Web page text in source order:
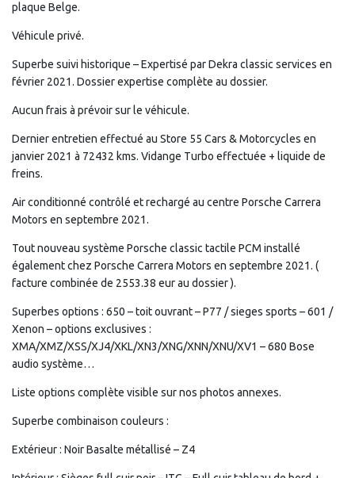
plaque Belge.
Véhicule privé.
Superbe suivi historique – Expertisé par Dekra classic services en
février 2021. Dossier expertise complète au dossier.
Aucun frais à prévoir sur le véhicule.
Dernier entretien effectué au Store 55 Cars & Motorcycles en
janvier 2021 à 72432 kms. Vidange Turbo effectuée + liquide de
freins.
Air conditionné contrôlé et rechargé au centre Porsche Carrera
Motors en septembre 2021.
Tout nouveau système Porsche classic tactile PCM installé
également chez Porsche Carrera Motors en septembre 2021. (
facture combinée de 2553.38 eur au dossier ).
Superbes options : 650 – toit ouvrant – P77 / sieges sports – 601 /
Xenon – options exclusives :
XMA/XMZ/XSS/XJ4/XKL/XN3/XNG/XNN/XNU/XV1 – 680 Bose
audio système…
Liste options complète visible sur nos photos annexes.
Superbe combinaison couleurs :
Extérieur : Noir Basalte métallisé – Z4